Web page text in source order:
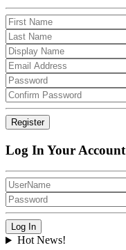
Log In Your Account
Hot News!